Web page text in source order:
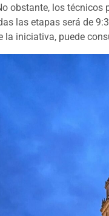
obstante, los técnicos
las etapas será de
iniciativa, puede